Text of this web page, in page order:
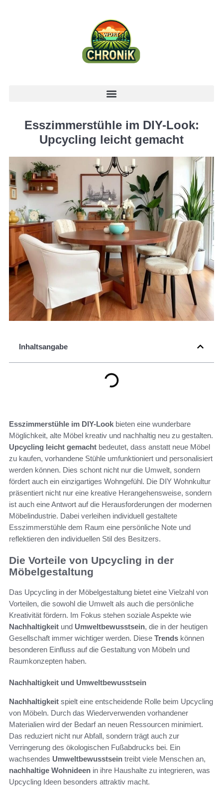
Esszimmerstühle im DIY-Look:
Upcycling leicht gemacht
Inhaltsangabe
Esszimmerstühle im DIY-Look bieten eine wunderbare
Möglichkeit, alte Möbel kreativ und nachhaltig neu zu gestalten.
Upcycling leicht gemacht bedeutet, dass anstatt neue Möbel
zu kaufen, vorhandene Stühle umfunktioniert und personalisiert
werden können. Dies schont nicht nur die Umwelt, sondern
fördert auch ein einzigartiges Wohngefühl. Die DIY Wohnkultur
präsentiert nicht nur eine kreative Herangehensweise, sondern
ist auch eine Antwort auf die Herausforderungen der modernen
Möbelindustrie. Dabei verleihen individuell gestaltete
Esszimmerstühle dem Raum eine persönliche Note und
reflektieren den individuellen Stil des Besitzers.
Die Vorteile von Upcycling in der
Möbelgestaltung
Das Upcycling in der Möbelgestaltung bietet eine Vielzahl von
Vorteilen, die sowohl die Umwelt als auch die persönliche
Kreativität fördern. Im Fokus stehen soziale Aspekte wie
Nachhaltigkeit und Umweltbewusstsein, die in der heutigen
Gesellschaft immer wichtiger werden. Diese Trends können
besonderen Einfluss auf die Gestaltung von Möbeln und
Raumkonzepten haben.
Nachhaltigkeit und Umweltbewusstsein
Nachhaltigkeit spielt eine entscheidende Rolle beim Upcycling
von Möbeln. Durch das Wiederverwenden vorhandener
Materialien wird der Bedarf an neuen Ressourcen minimiert.
Das reduziert nicht nur Abfall, sondern trägt auch zur
Verringerung des ökologischen Fußabdrucks bei. Ein
wachsendes Umweltbewusstsein treibt viele Menschen an,
nachhaltige Wohnideen in ihre Haushalte zu integrieren, was
Upcycling Ideen besonders attraktiv macht.